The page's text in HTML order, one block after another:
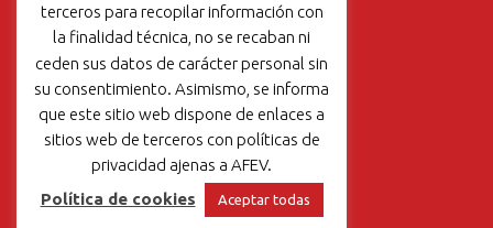
Un projecte de:
Un proyecto de:
Aviso legal|Política de cookies
terceros para recopilar información con
la finalidad técnica, no se recaban ni
ceden sus datos de carácter personal sin
su consentimiento. Asimismo, se informa
que este sitio web dispone de enlaces a
sitios web de terceros con políticas de
privacidad ajenas a AFEV.
Política de cookies
Aceptar todas